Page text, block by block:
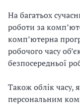
На багатьох
роботи за
комп’ютерна
робочого часу
безпосередньої
Також облік часу,
персональним